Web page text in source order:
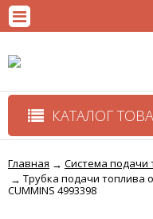
КАТАЛОГ
Главная → Система подачи
→ Трубка подачи топлива
CUMMINS 4993398